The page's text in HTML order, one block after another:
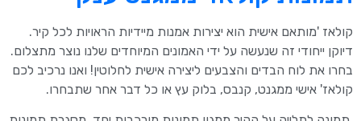
קולאז 'מותאם אישית הוא יצירות אמנות מיידיות הראויות לכל קיר.
דיוקן ייחודי זה שנעשה על ידי האמונים המיוחדים שלנו נוצר מתצלום.
בחרו את לוח הבדים והצבעים ליצירה אישית לחלוטין! ואנו נרכיב לכם
קולאז' אישי ממגנט, קנבס, בלוק עץ או כל דבר אחר שתבחרו.